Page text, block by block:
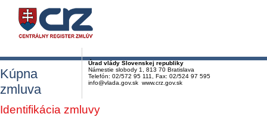
Úrad vlády Slovenskej republiky
Námestie slobody 1, 813 70 Bratislava
Telefón: 02/572 95 111, Fax: 02/524 97 595
info@vlada.gov.sk www.crz.gov.sk
Kúpna
zmluva
Identifikácia zmluvy